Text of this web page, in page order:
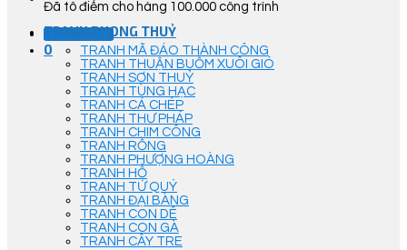
Đã tô điểm cho hàng 100.000 công trình
Góc Tư Vấn
0
TRANH PHONG THUỶ
TRANH MÃ ĐÁO THÀNH CÔNG
TRANH THUẬN BUỒM XUÔI GIÓ
TRANH SƠN THUỶ
TRANH TÙNG HẠC
TRANH CÁ CHÉP
TRANH THƯ PHÁP
TRANH CHIM CÔNG
TRANH RỒNG
TRANH PHƯỢNG HOÀNG
TRANH HỔ
TRANH TỨ QUÝ
TRANH ĐẠI BÀNG
TRANH CON DÊ
TRANH CON GÀ
TRANH CÂY TRE